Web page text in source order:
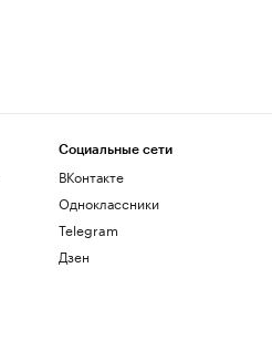
Социальные сети
ВКонтакте
Одноклассники
Telegram
Дзен